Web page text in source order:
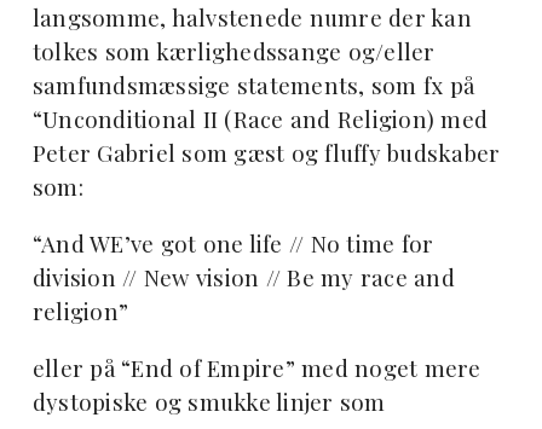
langsomme, halvstenede numre der kan
tolkes som kærlighedssange og/eller
samfundsmæssige statements, som fx på
“Unconditional II (Race and Religion) med
Peter Gabriel som gæst og fluffy budskaber
som:
“And WE’ve got one life // No time for
division // New vision // Be my race and
religion”
eller på “End of Empire” med noget mere
dystopiske og smukke linjer som